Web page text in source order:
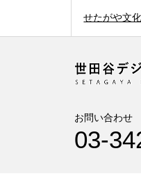
せたがや文
お問い合わせ
03-